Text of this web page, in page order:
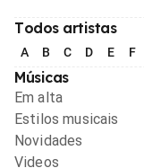
Todos artistas
A B C D E F
Músicas
Em alta
Estilos musicais
Novidades
Videos